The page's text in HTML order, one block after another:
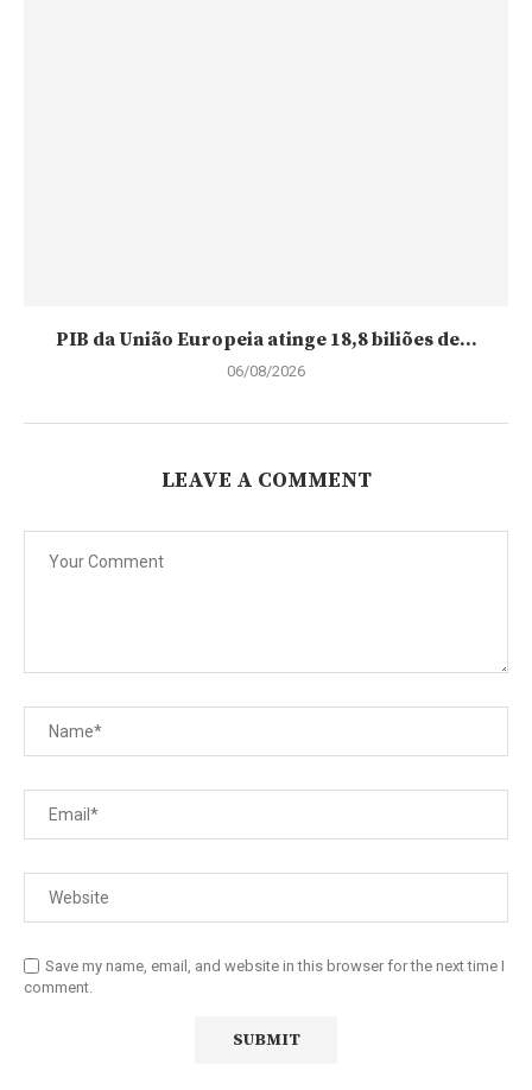
PIB da União Europeia atinge 18,8 biliões de...
06/08/2026
LEAVE A COMMENT
Save my name, email, and website in this browser for the next time I
comment.